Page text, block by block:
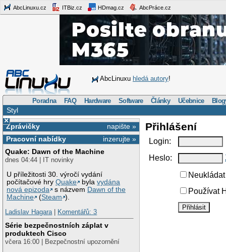
AbcLinuxu.cz ITBiz.cz HDmag.cz AbcPráce.cz
AbcLinuxu hledá autory!
Poradna FAQ Hardware Software Články Učebnice
Styl
×
napište »
Zprávičky
inzerujte »
Pracovní nabídky
Quake: Dawn of the Machine
dnes 04:44 | IT novinky
U příležitosti 30. výročí vydání
počítačové hryQuake bylavydána
nová epizoda
s názvem Dawn of the
Machine
(Steam ).
Ladislav Hagara| Komentářů: 3
Série bezpečnostních záplat v
produktech Cisco
včera 16:00 | Bezpečnostní upozornění
Přihlášení
Login:
Heslo:
Používat